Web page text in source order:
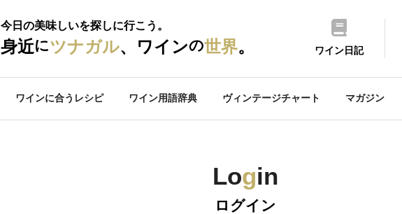
今日の美味しいを探しに行こう。
身近にツナガル、ワインの世界。 ワイン日記
ワインに合うレシピ ワイン用語辞典 ヴィンテージチャート マガジン
Login
ログイン